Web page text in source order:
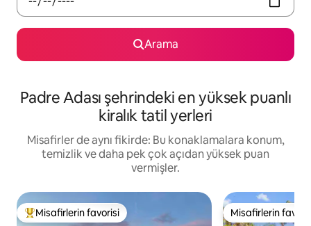
Arama
Padre Adası şehrindeki en yüksek puanlı
kiralık tatil yerleri
Misafirler de aynı fikirde: Bu konaklamalara konum,
temizlik ve daha pek çok açıdan yüksek puan
vermişler.
Misafirlerin favorilerinden en beğenilenler arasında
Misafirlerin favorisi Misafirlerin
Misafirlerin